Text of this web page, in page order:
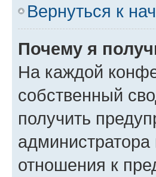
Вернуться к
Почему я
На каждой
собственный
получить
отношения к